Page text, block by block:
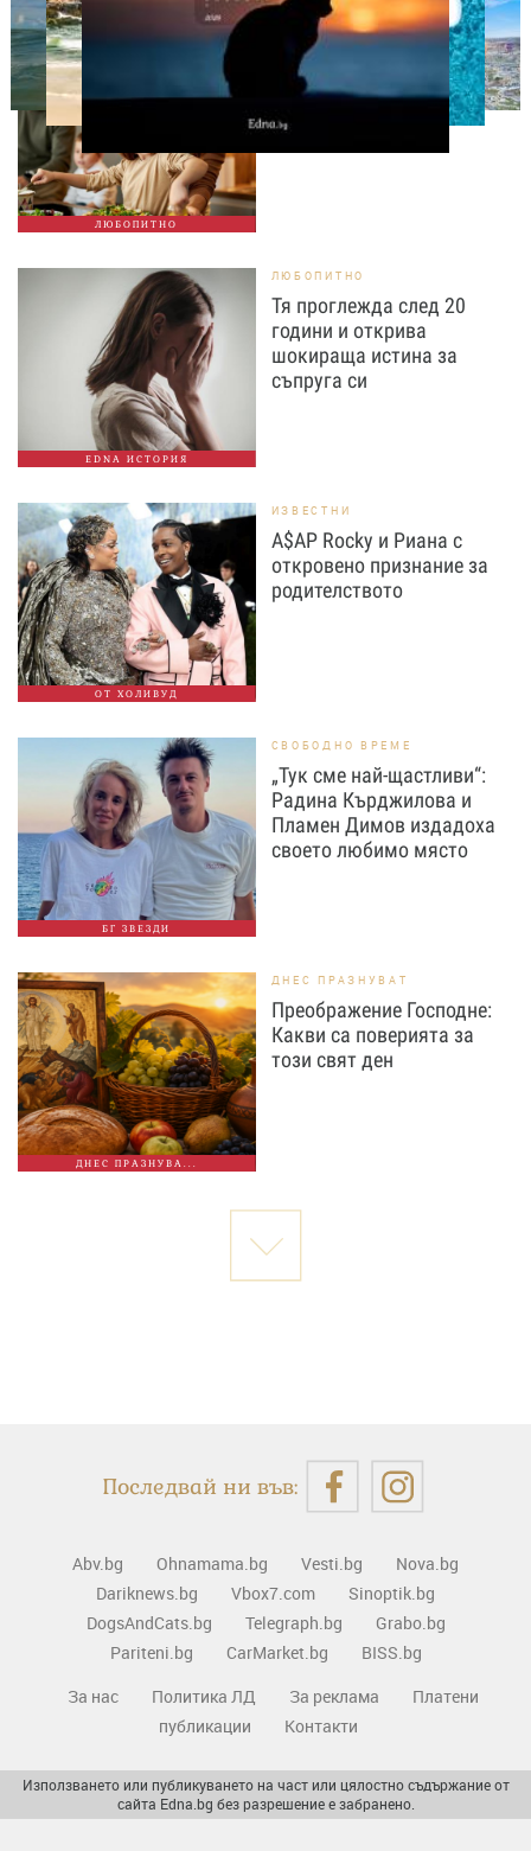
ЛЮБОПИТНО
ЛЮБОПИТНО
Тайната на добрата
вечеря не се крие в
сложната рецепта
EDNA ИСТОРИЯ
ЛЮБОПИТНО
Тя проглежда след 20
години и открива
шокираща истина за
съпруга си
ОТ ХОЛИВУД
ИЗВЕСТНИ
A$AP Rocky и Риана с
откровено признание за
родителството
БГ ЗВЕЗДИ
СВОБОДНО ВРЕМЕ
„Тук сме най-щастливи“:
Радина Кърджилова и
Пламен Димов издадоха
своето любимо място
ДНЕС ПРАЗНУВА...
ДНЕС ПРАЗНУВАТ
Преображение Господне:
Какви са поверията за
този свят ден
Последвай ни във:
Abv.bg Ohnamama.bg Vesti.bg
Nova.bg
Dariknews.bg
Vbox7.com
Sinoptik.bg
DogsAndCats.bg
Telegraph.bg
Grabo.bg
Pariteni.bg
CarMarket.bg
BISS.bg
За нас
Политика ЛД За реклама
Платени
публикации
Контакти
Използването или публикуването на част или цялостно съдържание от
сайта Edna.bg без разрешение е забранено.